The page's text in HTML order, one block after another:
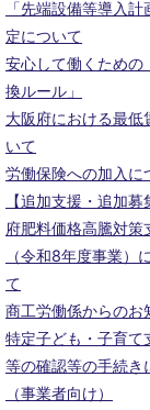
「先端設備等導入
定について
安心して働くための
換ルール」
大阪府における最低
いて
労働保険への加入に
【追加支援・追加募
府肥料価格高騰対策
（令和8年度事業）
て
商工労働係からのお
特定子ども・子育て
等の確認等の手続き
（事業者向け）